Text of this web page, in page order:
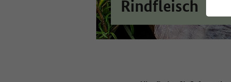
Rindfleisch